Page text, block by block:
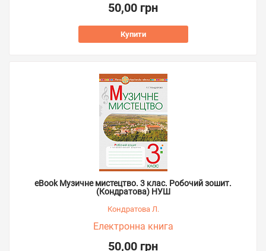
50,00 грн
Купити
eBook Музичне мистецтво. 3 клас. Робочий зошит.
(Кондратова) НУШ
Кондратова Л.
Електронна книга
50,00 грн